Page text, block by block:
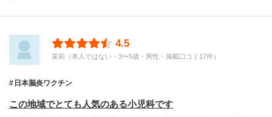
4.5
茉莉（本人ではない・3〜5歳・男性・掲載口コミ17件）
日本脳炎ワクチン
この地域でとても人気のある小児科です